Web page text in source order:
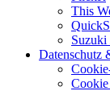
This
Suzuki
Datenschutz